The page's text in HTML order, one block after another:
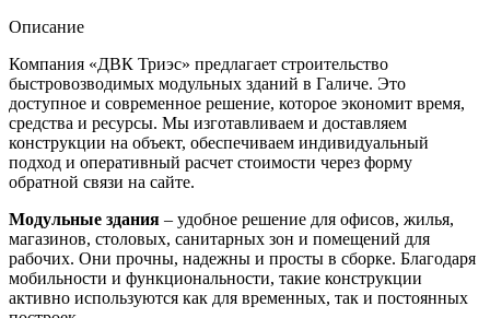
Описание
Компания «ДВК Триэс» предлагает строительство
быстровозводимых модульных зданий в Галиче. Это
доступное и современное решение, которое экономит время,
средства и ресурсы. Мы изготавливаем и доставляем
конструкции на объект, обеспечиваем индивидуальный
подход и оперативный расчет стоимости через форму
обратной связи на сайте.
Модульные здания – удобное решение для офисов, жилья,
магазинов, столовых, санитарных зон и помещений для
рабочих. Они прочны, надежны и просты в сборке. Благодаря
мобильности и функциональности, такие конструкции
активно используются как для временных, так и постоянных